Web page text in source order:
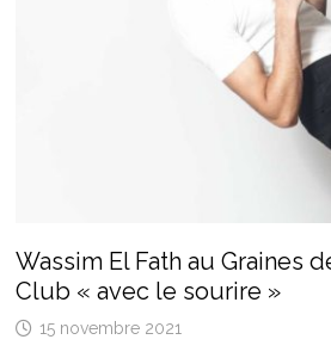
Wassim El Fath au Graines
Club « avec le sourire »
15 novembre 2021